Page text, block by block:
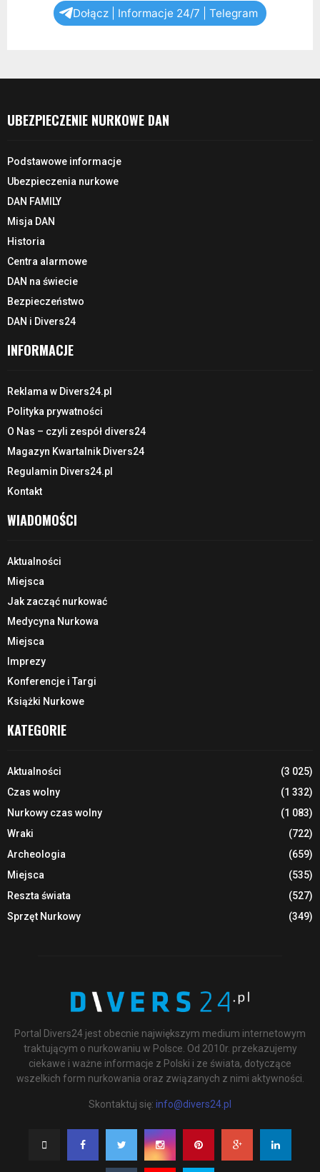
Dołącz | Informacje 24/7 | Telegram
UBEZPIECZENIE NURKOWE DAN
Podstawowe informacje
Ubezpieczenia nurkowe
DAN FAMILY
Misja DAN
Historia
Centra alarmowe
DAN na świecie
Bezpieczeństwo
DAN i Divers24
INFORMACJE
Reklama w Divers24.pl
Polityka prywatności
O Nas – czyli zespół divers24
Magazyn Kwartalnik Divers24
Regulamin Divers24.pl
Kontakt
WIADOMOŚCI
Aktualności
Miejsca
Jak zacząć nurkować
Medycyna Nurkowa
Miejsca
Imprezy
Konferencje i Targi
Książki Nurkowe
KATEGORIE
Aktualności
(3 025)
Czas wolny
(1 332)
Nurkowy czas wolny
(1 083)
Wraki
(722)
Archeologia
(659)
Miejsca
(535)
Reszta świata
(527)
Sprzęt Nurkowy
(349)
Portal Divers24 jest obecnie największym medium internetowym
traktującym o nurkowaniu w Polsce. Od 2010r. przekazujemy
ciekawe i ważne informacje z Polski i ze świata, dotyczące
wszelkich form nurkowania oraz związanych z nimi aktywności.
Skontaktuj się: info@divers24.pl